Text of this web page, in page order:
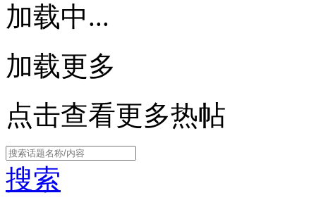
加载中...
加载更多
点击查看更多热帖
搜索